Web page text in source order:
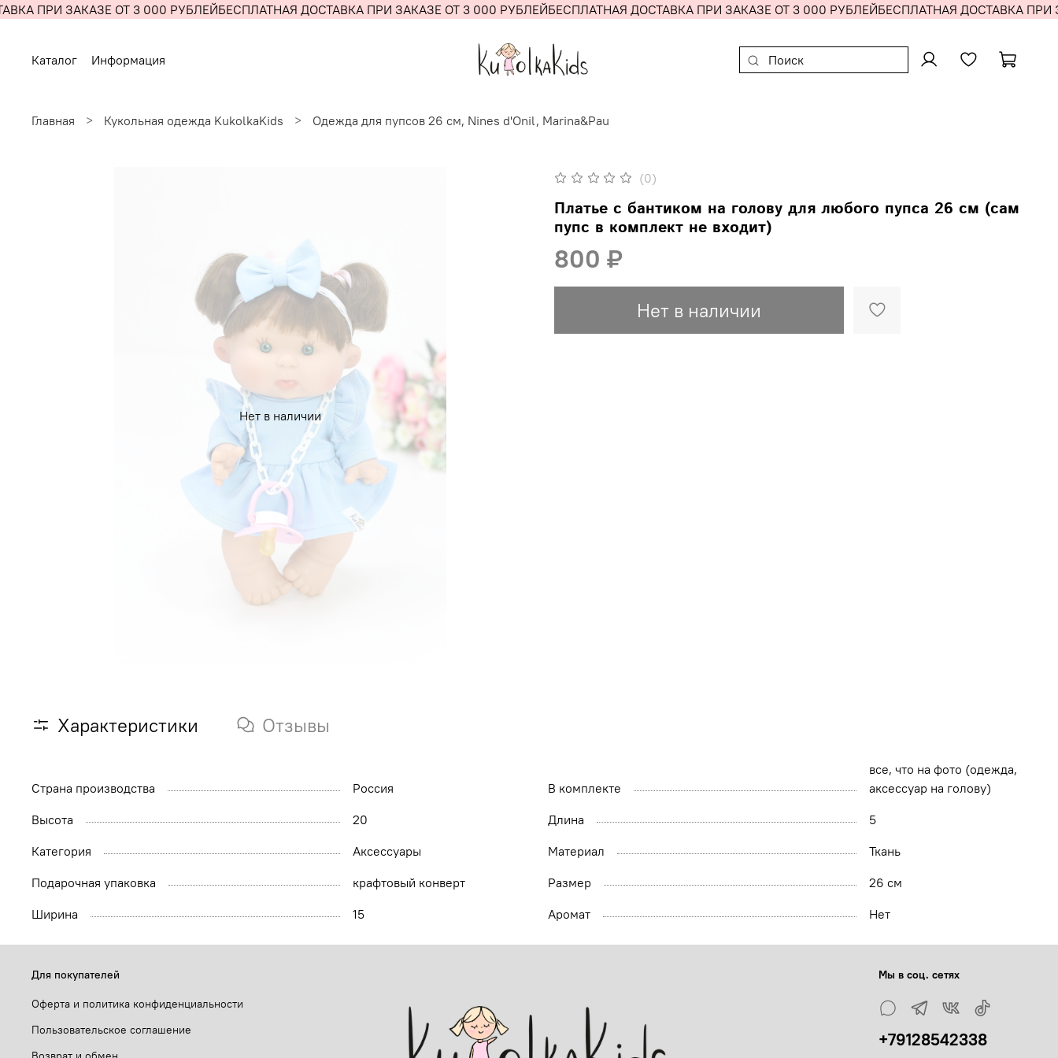
ПРИ ЗАКАЗЕ ОТ 3 000 РУБЛЕЙБЕСПЛАТНАЯ ДОСТАВКА ПРИ ЗАКАЗЕ ОТ 3 000 РУБЛЕЙБЕСПЛАТНАЯ ДОСТАВКА ПРИ ЗАКАЗЕ ОТ 3 000 РУБЛЕЙБЕСПЛАТНАЯ ДОСТАВКА ПРИ
Каталог Информация
Главная Кукольная одежда KukolkaKids Одежда для пупсов 26 см, Nines d'Onil, Marina&Pau
Нет в наличии
(0)
Платье с бантиком на голову для любого пупса 26 см (сам
пупс в комплект не входит)
800 ₽
Нет в наличии
Характеристики Отзывы
Страна производства Россия В комплекте
все, что на фото (одежда,
аксессуар на голову)
Высота
20 Длина
5
Категория
Аксессуары Материал
Ткань
Подарочная упаковка
крафтовый конверт Размер
26 см
Ширина
15 Аромат Нет
Для покупателей
Оферта и политика конфиденциальности
Пользовательское соглашение
Мы в соц. сетях
+79128542338